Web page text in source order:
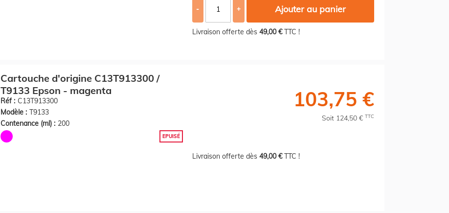
- + Ajouter au panier
Livraison offerte dès 49,00 €TTC !
Cartouche d'origine C13T913300 /
T9133 Epson - magenta
Réf : C13T913300
Modèle : T9133
Contenance (ml) : 200
EPUISÉ
103,75 €
Soit 124,50 € TTC
Livraison offerte dès 49,00 €TTC !